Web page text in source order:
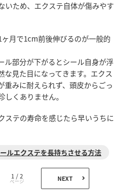
いため、エクステ自体が傷みやす
月で1cm前後伸びるのが一般的
ル部分が下がるとシール自身が浮
な見た目になってきます。エクス
重みに耐えられず、頭皮からごっ
くありません。
ステの寿命を感じたら早いうちに
ルエクステを長持ちさせる方法
1 / 2 NEXT